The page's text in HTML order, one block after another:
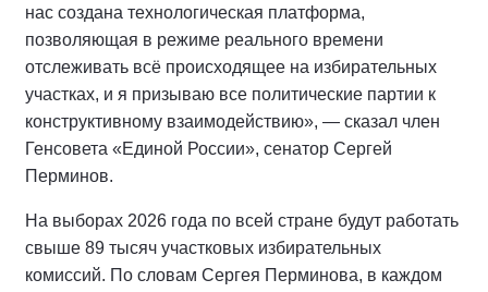
нас создана технологическая платформа,
позволяющая в режиме реального времени
отслеживать всё происходящее на избирательных
участках, и я призываю все политические партии к
конструктивному взаимодействию», — сказал член
Генсовета «Единой России», сенатор Сергей
Перминов.
На выборах 2026 года по всей стране будут работать
свыше 89 тысяч участковых избирательных
комиссий. По словам Сергея Перминова, в каждом